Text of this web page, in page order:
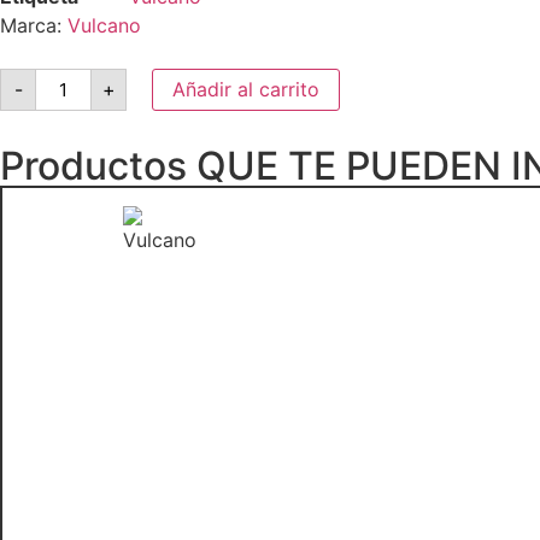
Marca: Vulcano
- + Añadir al carrito
Productos QUE TE PUEDEN